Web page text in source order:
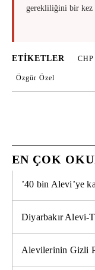
gerekliliğini bir kez
ETIKETLER CHP
Özgür Özel
EN ÇOK
’40 bin Alevi’ye
Diyarbakır Alevi-
Alevilerinin Gizli